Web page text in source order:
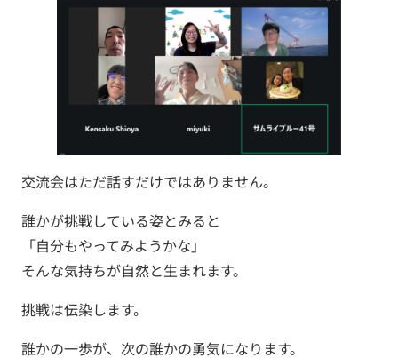
交流会はただ話すだけではありません。
誰かが挑戦している姿とみると
「自分もやってみようかな」
そんな気持ちが自然と生まれます。
挑戦は伝染します。
誰かの一歩が、次の誰かの勇気になります。